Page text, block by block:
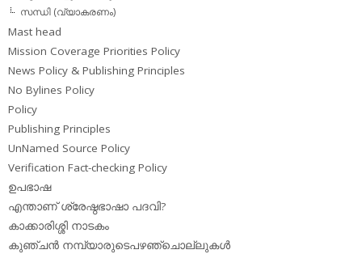
സന്ധി (വ്യാകരണം)
Mast head
Mission Coverage Priorities Policy
News Policy & Publishing Principles
No Bylines Policy
Policy
Publishing Principles
UnNamed Source Policy
Verification Fact-checking Policy
ഉപഭാഷ
എന്താണ് ശ്രേഷ്ഠഭാഷാ പദവി?
കാക്കാരിശ്ശി നാടകം
കുഞ്ചന്‍ നമ്പ്യാരുടെപഴഞ്ചൊല്ലുകള്‍